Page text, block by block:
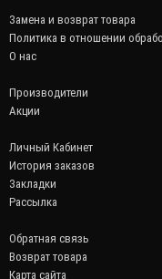
Замена и возврат товара
Политика в отношении
О нас
Производители
Акции
Личный Кабинет
История заказов
Закладки
Рассылка
Обратная связь
Возврат товара
Карта сайта